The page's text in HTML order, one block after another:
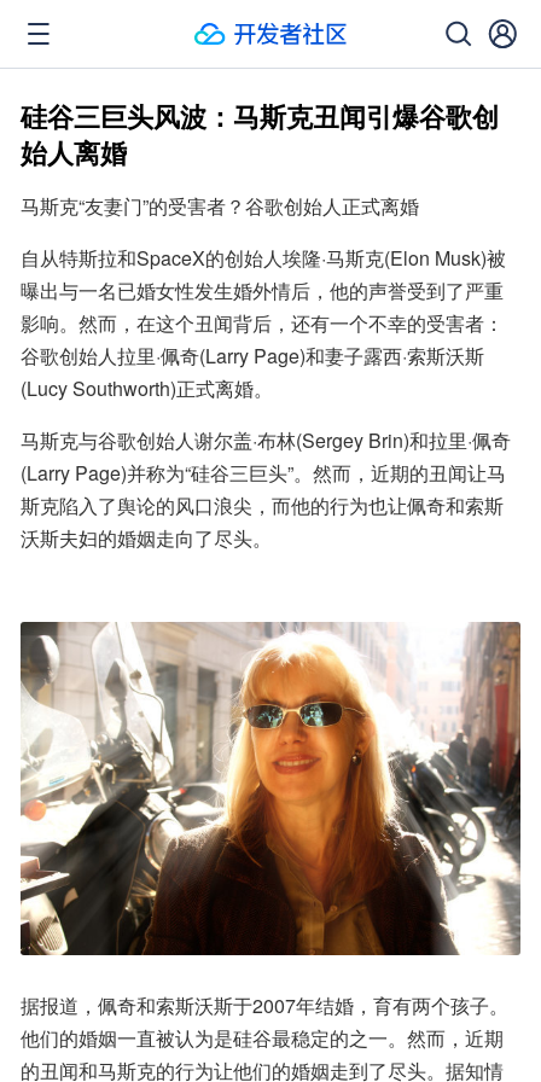
硅谷三巨头风波：马斯克丑闻引爆谷歌创
始人离婚
马斯克“友妻门”的受害者？谷歌创始人正式离婚
自从特斯拉和SpaceX的创始人埃隆·马斯克(Elon Musk)被
曝出与一名已婚女性发生婚外情后，他的声誉受到了严重
影响。然而，在这个丑闻背后，还有一个不幸的受害者：
谷歌创始人拉里·佩奇(Larry Page)和妻子露西·索斯沃斯
(Lucy Southworth)正式离婚。
马斯克与谷歌创始人谢尔盖·布林(Sergey Brin)和拉里·佩奇
(Larry Page)并称为“硅谷三巨头”。然而，近期的丑闻让马
斯克陷入了舆论的风口浪尖，而他的行为也让佩奇和索斯
沃斯夫妇的婚姻走向了尽头。
据报道，佩奇和索斯沃斯于2007年结婚，育有两个孩子。
他们的婚姻一直被认为是硅谷最稳定的之一。然而，近期
的丑闻和马斯克的行为让他们的婚姻走到了尽头。据知情